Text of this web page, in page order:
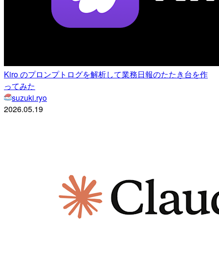
Kiro のプロンプトログを解析して業務日報のたたき台を作
ってみた
suzuki.ryo
2026.05.19